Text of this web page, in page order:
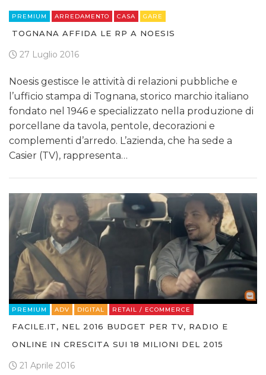
PREMIUM ARREDAMENTO CASA GARE
TOGNANA AFFIDA LE RP A NOESIS
27 Luglio 2016
Noesis gestisce le attività di relazioni pubbliche e
l’ufficio stampa di Tognana, storico marchio italiano
fondato nel 1946 e specializzato nella produzione di
porcellane da tavola, pentole, decorazioni e
complementi d’arredo. L’azienda, che ha sede a
Casier (TV), rappresenta…
PREMIUM ADV DIGITAL RETAIL / ECOMMERCE
FACILE.IT, NEL 2016 BUDGET PER TV, RADIO E
ONLINE IN CRESCITA SUI 18 MILIONI DEL 2015
21 Aprile 2016